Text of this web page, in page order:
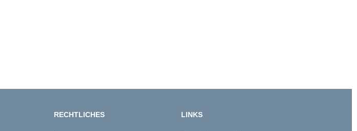
RECHTLICHES LINKS